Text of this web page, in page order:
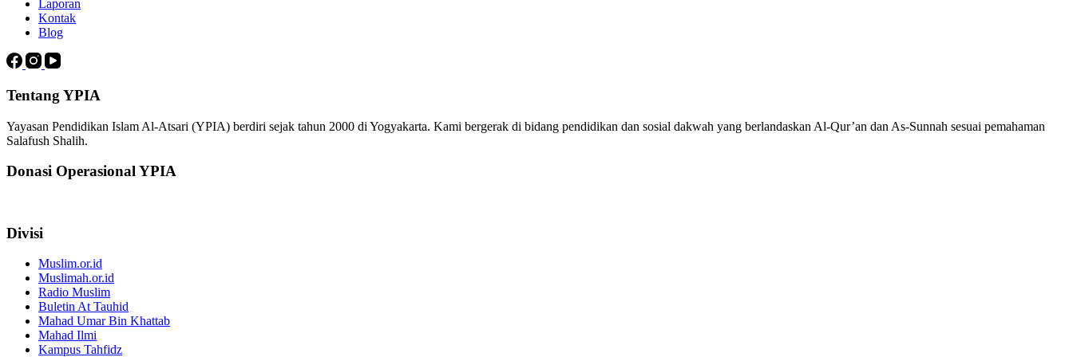
Laporan
Kontak
Blog
Tentang YPIA
Yayasan Pendidikan Islam Al-Atsari (YPIA) berdiri sejak tahun 2000 di Yogyakarta. Kami bergerak di bidang pendidikan dan sosial dakwah yang berlandaskan Al-Qur’an dan As-Sunnah sesuai pemahaman
Salafush Shalih.
Donasi Operasional YPIA
Divisi
Muslim.or.id
Muslimah.or.id
Radio Muslim
Buletin At Tauhid
Mahad Umar Bin Khattab
Mahad Ilmi
Kampus Tahfidz